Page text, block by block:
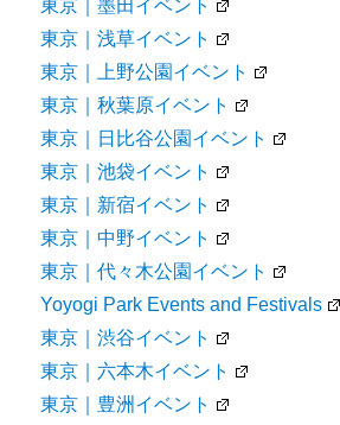
東京｜墨田イベント
東京｜浅草イベント
東京｜上野公園イベント
東京｜秋葉原イベント
東京｜日比谷公園イベント
東京｜池袋イベント
東京｜新宿イベント
東京｜中野イベント
東京｜代々木公園イベント
Yoyogi Park Events and Festivals
東京｜渋谷イベント
東京｜六本木イベント
東京｜豊洲イベント